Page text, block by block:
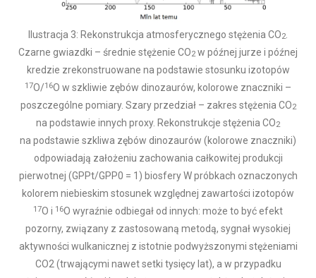
Ilustracja 3: Rekonstrukcja atmosferycznego stężenia CO2
Czarne gwiazdki – średnie stężenie CO2 w późnej jurze i późnej
kredzie zrekonstruowane na podstawie stosunku izotopów
17O/16O w szkliwie zębów dinozaurów, kolorowe znaczniki –
poszczególne pomiary. Szary przedział – zakres stężenia CO2
na podstawie innych proxy. Rekonstrukcje stężenia CO2
na podstawie szkliwa zębów dinozaurów (kolorowe znaczniki)
odpowiadają założeniu zachowania całkowitej produkcji
pierwotnej (GPPt/GPP0 = 1) biosfery W próbkach oznaczonych
kolorem niebieskim stosunek względnej zawartości izotopów
17O i 16O wyraźnie odbiegał od innych: może to być efekt
pozorny, związany z zastosowaną metodą, sygnał wysokiej
aktywności wulkanicznej z istotnie podwyższonymi stężeniami
CO2 (trwającymi nawet setki tysięcy lat), a w przypadku